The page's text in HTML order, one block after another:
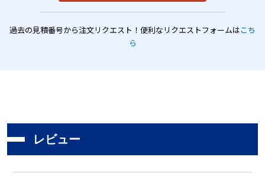
過去の見積番号から注文リクエスト！便利なリクエストフォームはこち
ら
レビュー